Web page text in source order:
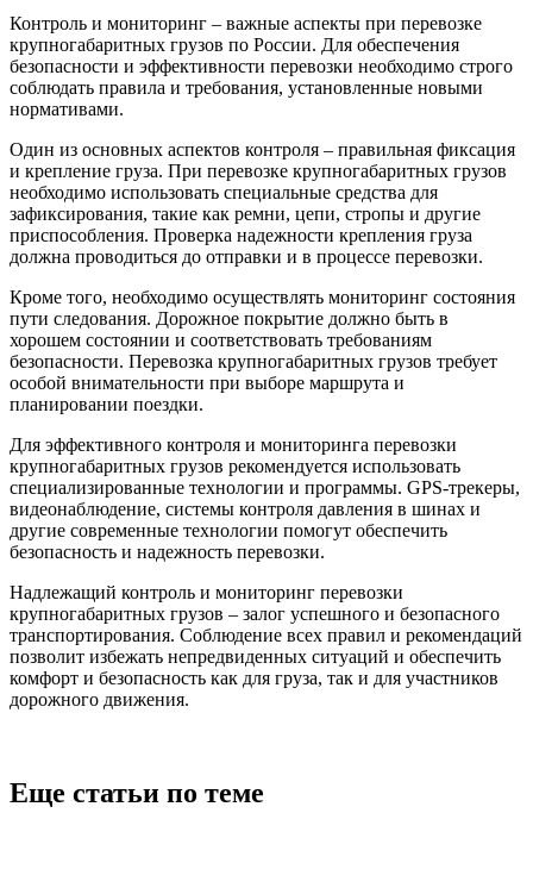
Контроль и мониторинг – важные аспекты при перевозке
крупногабаритных грузов по России. Для обеспечения
безопасности и эффективности перевозки необходимо строго
соблюдать правила и требования, установленные новыми
нормативами.
Один из основных аспектов контроля – правильная фиксация
и крепление груза. При перевозке крупногабаритных грузов
необходимо использовать специальные средства для
зафиксирования, такие как ремни, цепи, стропы и другие
приспособления. Проверка надежности крепления груза
должна проводиться до отправки и в процессе перевозки.
Кроме того, необходимо осуществлять мониторинг состояния
пути следования. Дорожное покрытие должно быть в
хорошем состоянии и соответствовать требованиям
безопасности. Перевозка крупногабаритных грузов требует
особой внимательности при выборе маршрута и
планировании поездки.
Для эффективного контроля и мониторинга перевозки
крупногабаритных грузов рекомендуется использовать
специализированные технологии и программы. GPS-трекеры,
видеонаблюдение, системы контроля давления в шинах и
другие современные технологии помогут обеспечить
безопасность и надежность перевозки.
Надлежащий контроль и мониторинг перевозки
крупногабаритных грузов – залог успешного и безопасного
транспортирования. Соблюдение всех правил и рекомендаций
позволит избежать непредвиденных ситуаций и обеспечить
комфорт и безопасность как для груза, так и для участников
дорожного движения.
Еще статьи по теме